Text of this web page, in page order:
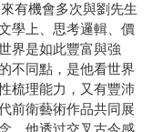
有機會多次與劉先生
學上、思考邏輯、價
界是如此豐富與強
不同點，是他看世界
梳理能力，又有豐沛
前衛藝術作品共同展
，他透过交叉古今感